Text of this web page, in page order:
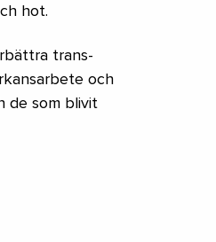
hot.
trans-
och
de som blivit